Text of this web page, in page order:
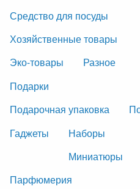
Средство для посуды
Хозяйственные товары
Эко-товары
Разное
Подарки
Подарочная упаковка
Гаджеты
Наборы
Миниатюры
Парфюмерия